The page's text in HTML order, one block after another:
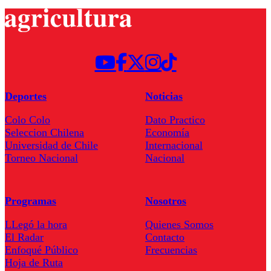
Deportes
Colo Colo
Seleccion Chilena
Universidad de Chile
Torneo Nacional
Noticias
Dato Practico
Economía
Internacional
Nacional
Programas
LLegó la hora
El Radar
Enfoqué Público
Hoja de Ruta
Nosotros
Quienes Somos
Contacto
Frecuencias